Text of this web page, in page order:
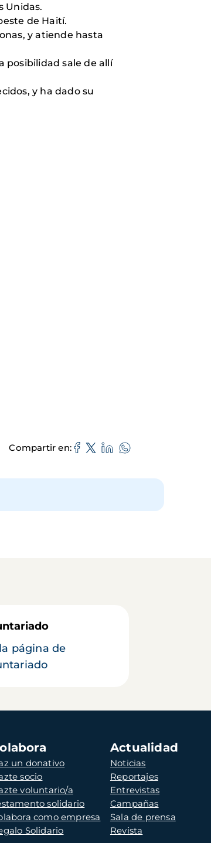
Unidas.
de Haití.
y atiende hasta
posibilidad sale de allí
y ha dado su
Compartir en
página de
un donativo
socio
voluntario/a
solidario
como empresa
Solidario
Actualidad
Noticias
Reportajes
Entrevistas
Campañas
Sala de prensa
Revista